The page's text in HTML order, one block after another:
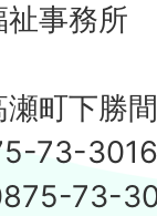
事務所
町下勝
73-
73-